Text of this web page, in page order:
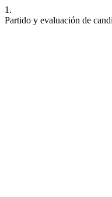
1.
Partido y evaluación de